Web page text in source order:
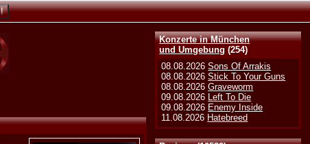
Konzerte in München
und Umgebung (254)
08.08.2026Sons Of Arrakis
08.08.2026Stick To Your Guns
08.08.2026Graveworm
09.08.2026 Left To Die
09.08.2026 Enemy Inside
11.08.2026 Hatebreed